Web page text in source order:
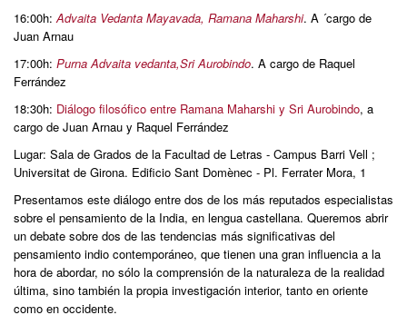
16:00h: Advaita Vedanta Mayavada, Ramana Maharshi. A ´cargo de
Juan Arnau
17:00h: Purna Advaita vedanta,Sri Aurobindo. A cargo de Raquel
Ferrández
18:30h: Diálogo filosófico entre Ramana Maharshi y Sri Aurobindo, a
cargo de Juan Arnau y Raquel Ferrández
Lugar: Sala de Grados de la Facultad de Letras - Campus Barri Vell ;
Universitat de Girona. Edificio Sant Domènec - Pl. Ferrater Mora, 1
Presentamos este diálogo entre dos de los más reputados especialistas
sobre el pensamiento de la India, en lengua castellana. Queremos abrir
un debate sobre dos de las tendencias más significativas del
pensamiento indio contemporáneo, que tienen una gran influencia a la
hora de abordar, no sólo la comprensión de la naturaleza de la realidad
última, sino también la propia investigación interior, tanto en oriente
como en occidente.